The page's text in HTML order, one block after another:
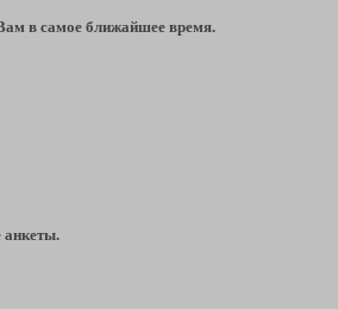
в самое ближайшее время.
анкеты.